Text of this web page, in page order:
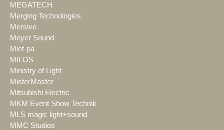
MEGATECH
Merging Technologies
Mersive
Meyer Sound
Miet-pa
MILOS
Ministry of Light
MisterMaster
Mitsubishi Electric
MKM Event Show Technik
MLS magic light+sound
MMC Studios